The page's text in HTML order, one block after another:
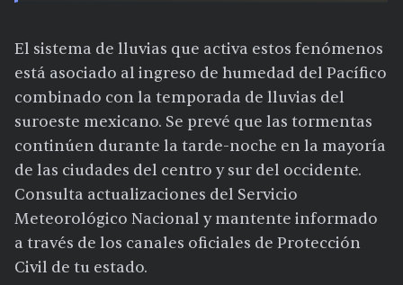
El sistema de lluvias que activa estos fenómenos
está asociado al ingreso de humedad del Pacífico
combinado con la temporada de lluvias del
suroeste mexicano. Se prevé que las tormentas
continúen durante la tarde-noche en la mayoría
de las ciudades del centro y sur del occidente.
Consulta actualizaciones del Servicio
Meteorológico Nacional y mantente informado
a través de los canales oficiales de Protección
Civil de tu estado.